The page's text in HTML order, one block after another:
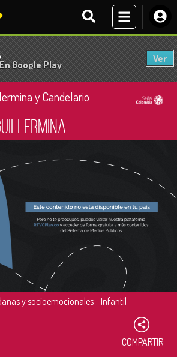
Google Play
Ver
y Candelario
y socioemocionales - Infantil
COMPARTIR